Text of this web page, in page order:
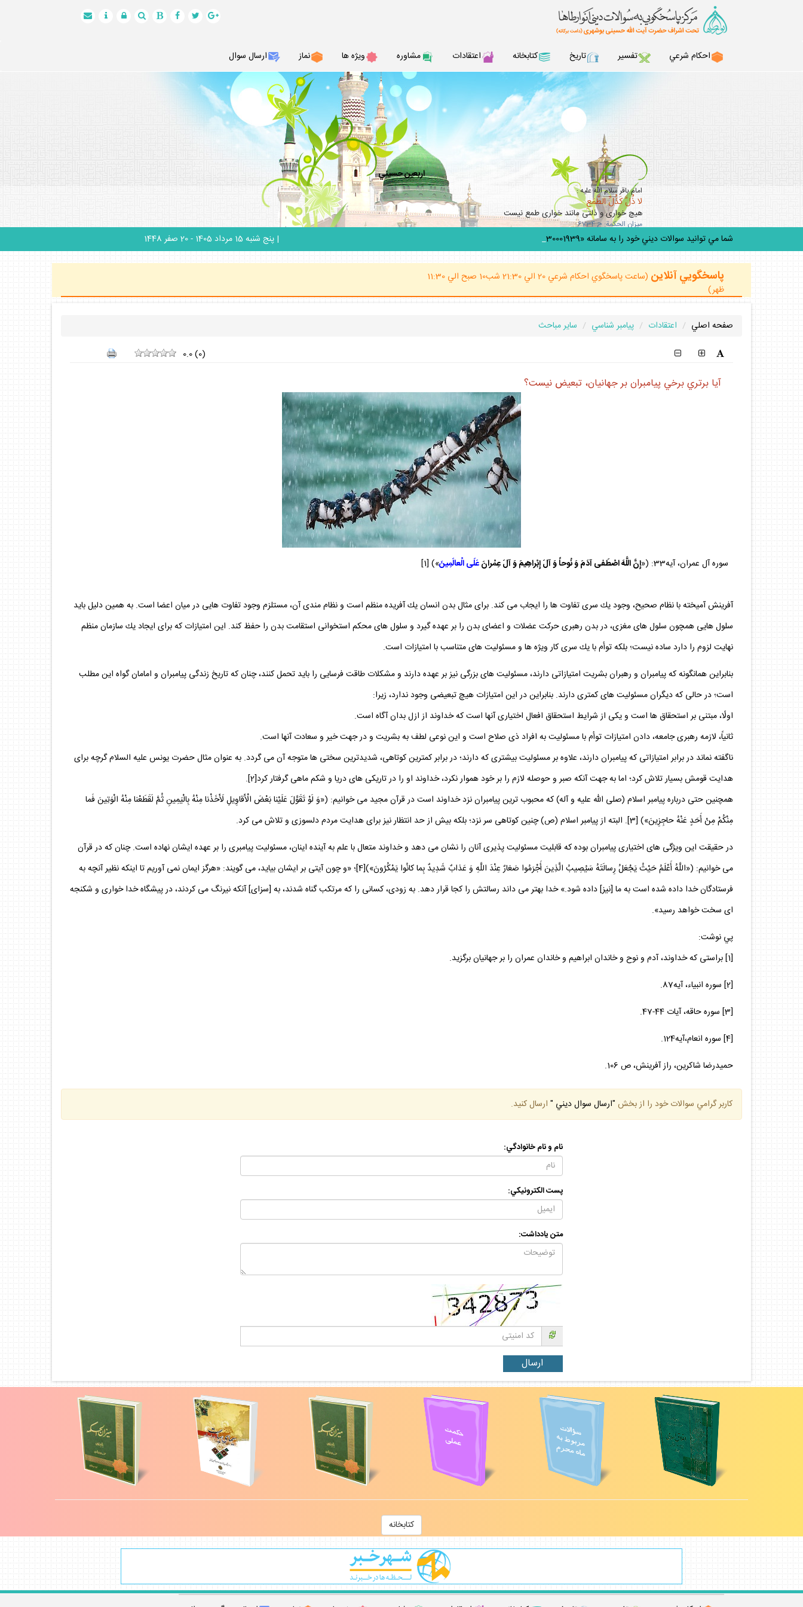
احكام شرعي تفسير تاريخ كتابخانه اعتقادات مشاوره ويژه ها نماز ارسال سوال
اربعين حسيني
امام باقر سلام الله عليه :
لا ذُلَّ كَذُلِّ الطَّمَعِ
هيچ خوارى و ذلتى مانند خوارى طمع نيست
ميزان الحكمة: ح 6734
شما مي توانيد سوالات ديني خود را به سامانه «30001939» پيامك | پنج شنبه 15 مرداد 1405 - 20 صفر 1448
پاسخگويي آنلاين
(ساعت پاسخگوي احكام شرعي 20 الي 21:30 شب10 صبح الي 11:30
ظهر)
صفحه اصلي اعتقادات پيامبر شناسي
ساير مباحث
0.0(0)
آيا برتري برخي پيامبران بر جهانيان، تبعيض نيست؟
سوره آل عمران، آيه33: (« إِنَّ اللَّهَ اصْطَفى‏ آدَمَ وَ نُوحاً وَ آلَ إِبْراهِيمَ وَ آلَ عِمْرانَعَلَى الْعالَمِينَ‏») [1]
آفرينش آميخته با نظام صحيح، وجود يك سرى تفاوت‏ ها را ايجاب مى‏ كند. براى مثال بدن انسان يك آفريده منظم است و نظام‏ مندى آن، مستلزم وجود تفاوت‏ هايى در ميان اعضا است. به همين دليل بايد
سلول ‏هايى همچون سلول‏ هاى مغزى، در بدن رهبرى حركت عضلات و اعضاى بدن را بر عهده گيرد و سلول ‏هاى محكم استخوانى استقامت بدن را حفظ كند. اين امتيازات كه براى ايجاد يك سازمان منظم
نهايت لزوم را دارد ساده نيست؛ بلكه توأم با يك سرى كار ويژه‏ ها و مسئوليت ‏هاى متناسب با امتيازات است.
بنابراين همان‏گونه كه پيامبران و رهبران بشريت امتيازاتى دارند، مسئوليت‏ هاى بزرگى نيز بر عهده‏ دارند و مشكلات طاقت‏ فرسايى را بايد تحمل كنند، چنان كه تاريخ زندگى پيامبران و امامان گواه اين مطلب
است؛ در حالى كه ديگران مسئوليت‏ هاى كمترى دارند. بنابراين در اين امتيازات هيچ تبعيضى وجود ندارد، زيرا:
اولًا، مبتنى بر استحقاق ‏ها است و يكى از شرايط استحقاق افعال اختيارى آنها است كه خداوند از ازل بدان آگاه است.
ثانياً، لازمه رهبرى جامعه، دادن امتيازات توأم با مسئوليت به افراد ذى ‏صلاح است و اين نوعى لطف به بشريت و در جهت خير و سعادت آنها است.
ناگفته نماند در برابر امتيازاتى كه پيامبران دارند، علاوه بر مسئوليت بيشترى كه دارند؛ در برابر كمترين كوتاهى، شديدترين سختى‏ ها متوجه آن مى ‏گردد. به عنوان مثال حضرت يونس عليه السلام گرچه براى
هدايت قومش بسيار تلاش كرد؛ اما به جهت آنكه صبر و حوصله لازم را بر خود هموار نكرد، خداوند او را در تاريكى ‏هاى دريا و شكم ماهى گرفتار كرد[2].
همچنين حتى درباره پيامبر اسلام (صلى الله عليه و آله) كه محبوب‏ ترين پيامبران نزد خداوند است در قرآن مجيد مى ‏خوانيم: («وَ لَوْ تَقَوَّلَ عَلَيْنا بَعْضَ الْأَقاوِيلِ لَأَخَذْنا مِنْهُ بِالْيَمِينِ ثُمَّ لَقَطَعْنا مِنْهُ الْوَتِينَ فَما
مِنْكُمْ مِنْ أَحَدٍ عَنْهُ حاجِزِينَ‏») [3]. البته از پيامبر اسلام (ص) چنين كوتاهى سر نزد؛ بلكه بيش از حد انتظار نيز براى هدايت مردم دلسوزى و تلاش مى‏ كرد.
در حقيقت اين ويژگى‏ هاى اختيارى پيامبران بوده كه قابليت مسئوليت ‏پذيرى آنان را نشان مى‏ دهد و خداوند متعال با علم به آينده اينان، مسئوليت پيامبرى را بر عهده ايشان نهاده است. چنان كه در قرآن
مى ‏خوانيم: («اللَّهُ أَعْلَمُ حَيْثُ يَجْعَلُ رِسالَتَهُ سَيُصِيبُ الَّذِينَ أَجْرَمُوا صَغارٌ عِنْدَ اللَّهِ وَ عَذابٌ شَدِيدٌ بِما كانُوا يَمْكُرُونَ‏»)[4]؛ «و چون آيتى بر ايشان بيايد، مى‏ گويند: «هرگز ايمان نمى ‏آوريم تا اينكه نظير آنچه به
فرستادگان خدا داده شده است به ما [نيز] داده شود.» خدا بهتر مى‏ داند رسالتش را كجا قرار دهد. به زودى، كسانى را كه مرتكب گناه شدند، به [سزاى‏] آنكه نيرنگ مى‏ كردند، در پيشگاه خدا خوارى و شكنجه‏
اى سخت خواهد رسيد».
پي نوشت:
[1] براستى كه خداوند، آدم و نوح و خاندان ابراهيم و خاندان عمران را بر جهانيان برگزيد.
[2] سوره انبياء، آيه87.
[3] سوره حاقه، آيات 44-47.
[4] سوره انعام،آيه124.
حميدرضا شاكرين، راز آفرينش، ص 106.
كاربر گرامي سوالات خود را از بخش "ارسال سوال ديني " ارسال كنيد.
نام و نام خانوادگي:
پست الكترونيكي:
متن يادداشت:
كتابخانه